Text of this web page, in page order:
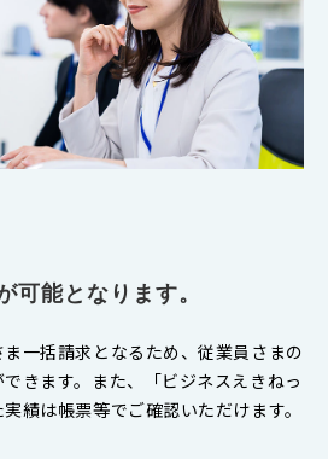
可能となります。
一括請求となるため、従業員さまの
きます。また、「ビジネスえきねっ
績は帳票等でご確認いただけます。